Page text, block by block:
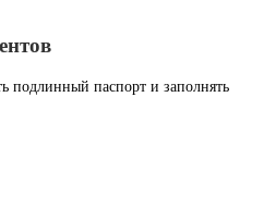
подлинный паспорт и заполнять